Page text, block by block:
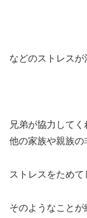
などのストレスが
兄弟が協力してく
他の家族や親族の
ストレスをためて
そのようなことが